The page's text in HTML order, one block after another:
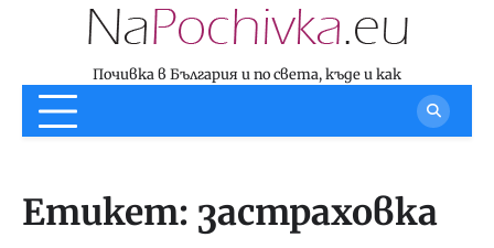
Почивка в България и по света, къде и как
Етикет: застраховка